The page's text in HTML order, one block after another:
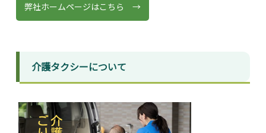
弊社ホームページはこちら →
介護タクシーについて